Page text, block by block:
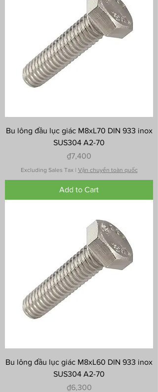
Bu lông đầu lục giác M8xL70 DIN 933 inox
SUS304 A2-70
Price
₫7,400
Excluding Sales Tax| Vận chuyển toàn quốc
Add to Cart
Bu lông đầu lục giác M8xL60 DIN 933 inox
SUS304 A2-70
Price
₫6,300